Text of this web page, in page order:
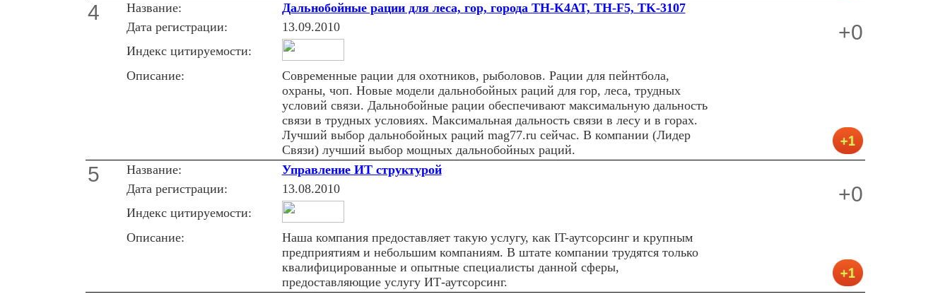
4 Название: Дальнобойные рации для леса, гор, города TH-K4AT, TH-F5, TK-3107
+0
Дата регистрации:
13.09.2010
Индекс цитируемости:
Описание:
Современные рации для охотников, рыболовов. Рации для пейнтбола,
охраны, чоп. Новые модели дальнобойных раций для гор, леса, трудных
условий связи. Дальнобойные рации обеспечивают максимальную дальность
связи в трудных условиях. Максимальная дальность связи в лесу и в горах.
Лучший выбор дальнобойных раций mag77.ru сейчас. В компании (Лидер
Связи) лучший выбор мощных дальнобойных раций.
5 Название: Управление ИТ структурой
+0
Дата регистрации:
13.08.2010
Индекс цитируемости:
Описание:
Наша компания предоставляет такую услугу, как IT-аутсорсинг и крупным
предприятиям и небольшим компаниям. В штате компании трудятся только
квалифицированные и опытные специалисты данной сферы,
предоставляющие услугу ИТ-аутсорсинг.